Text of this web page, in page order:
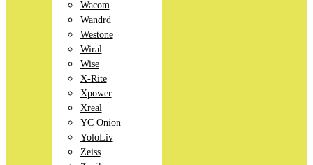
Wacom
Wandrd
Westone
Wiral
Wise
X-Rite
Xpower
Xreal
YC Onion
YoloLiv
Zeiss